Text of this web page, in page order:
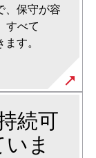
、保守が容
すべて
す。
続可
ま